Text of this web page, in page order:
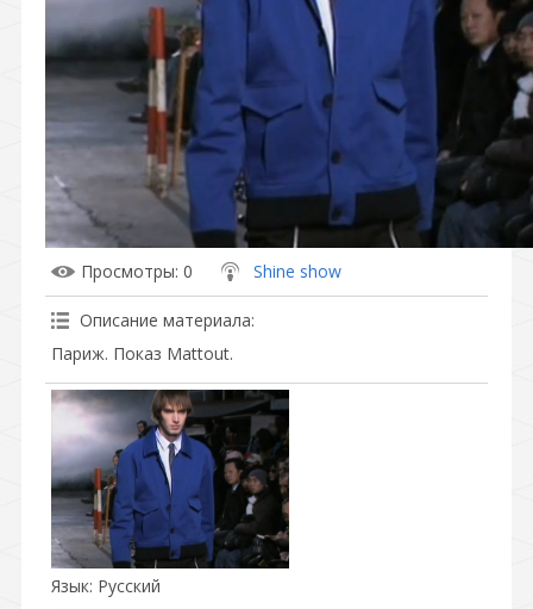
Просмотры: 0 Shine show
Описание материала:
Париж. Показ Mattout.
Язык: Русский